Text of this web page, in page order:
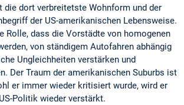
die dort verbreitetste Wohnform und der
der US-amerikanischen Lebensweise.
Rolle, dass die Vorstädte von homogenen
von ständigem Autofahren abhängig
Ungleichheiten verstärken und
Der Traum der amerikanischen Suburbs ist
er immer wieder kritisiert wurde, wird er
Politik wieder verstärkt.